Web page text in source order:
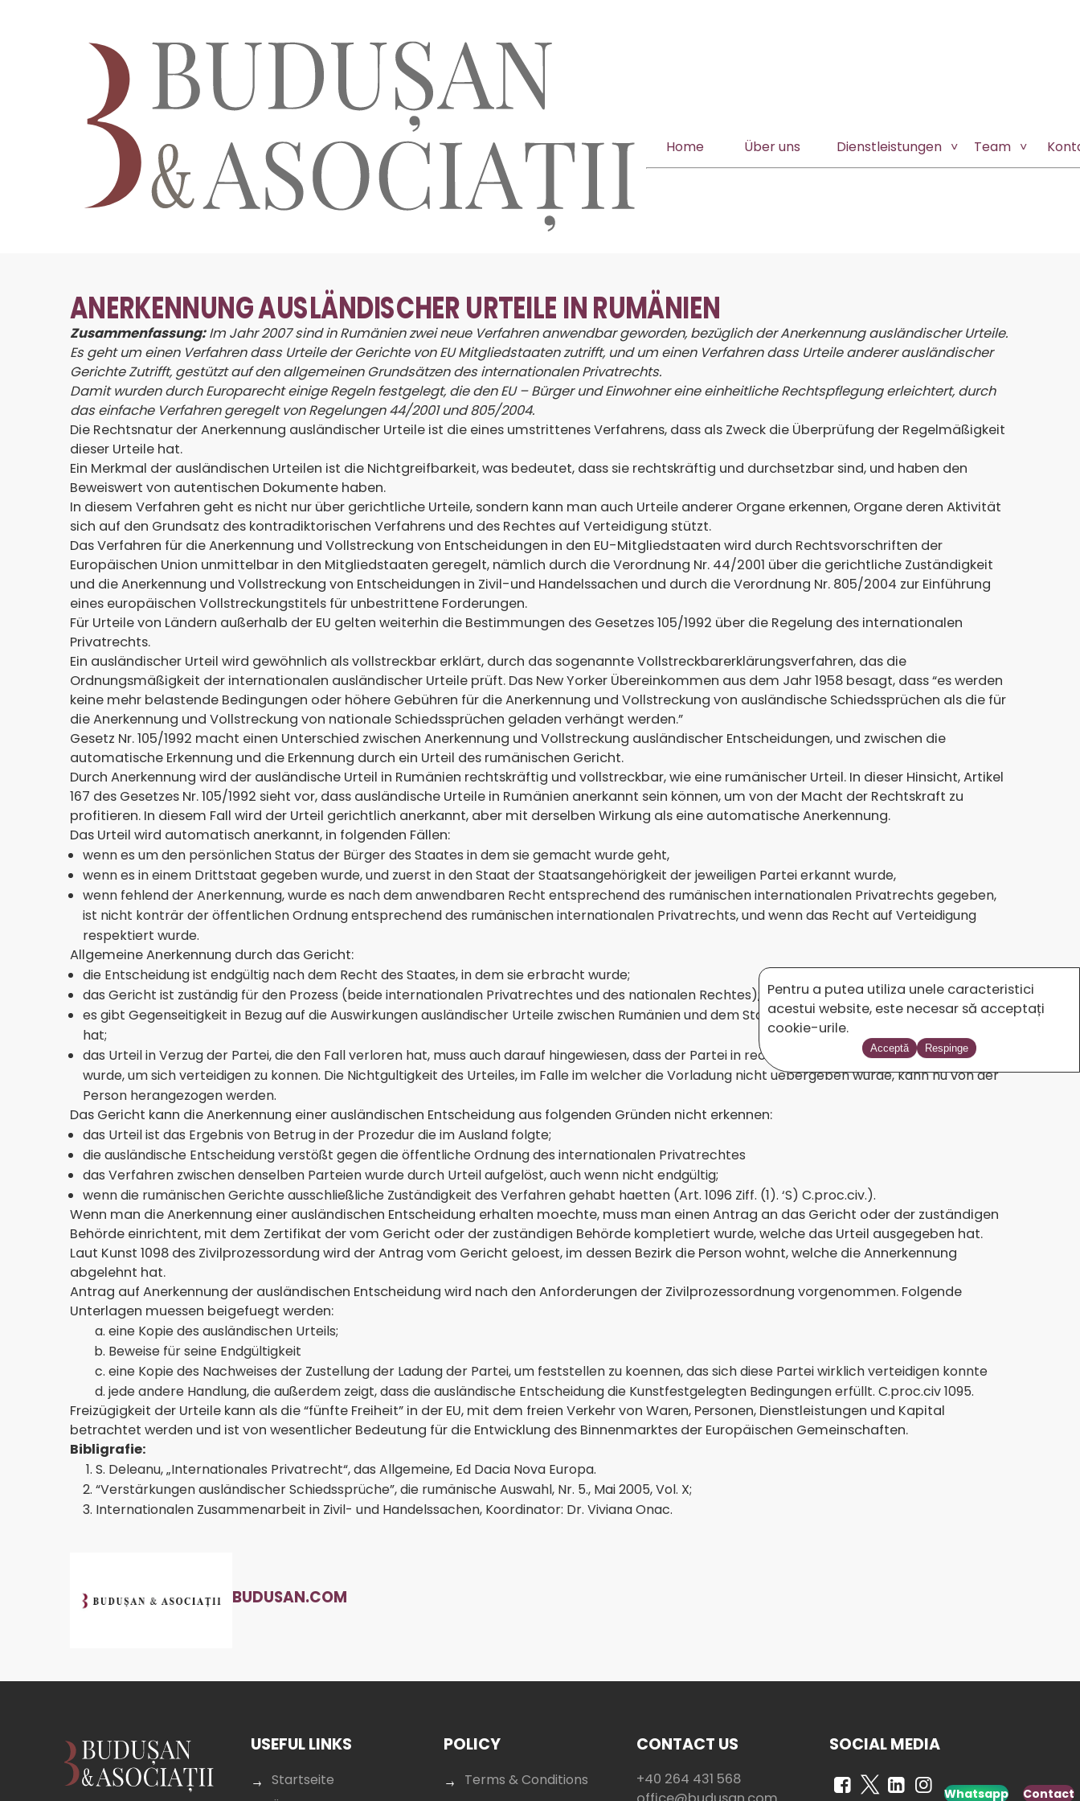
Home Über uns Dienstleistungen Team
ANERKENNUNG AUSLÄNDISCHER URTEILE IN RUMÄNIEN
Zusammenfassung:Im Jahr 2007 sind in Rumänien zwei neue Verfahren anwendbar geworden, bezüglich der Anerkennung ausländischer Urteile.
Es geht um einen Verfahren dass Urteile der Gerichte von EU Mitgliedstaaten zutrifft, und um einen Verfahren dass Urteile anderer ausländischer
Gerichte Zutrifft, gestützt auf den allgemeinen Grundsätzen des internationalen Privatrechts.
Damit wurden durch Europarecht einige Regeln festgelegt, die den EU – Bürger und Einwohner eine einheitliche Rechtspflegung erleichtert, durch
das einfache Verfahren geregelt von Regelungen 44/2001 und 805/2004.
Die Rechtsnatur der Anerkennung ausländischer Urteile ist die eines umstrittenes Verfahrens, dass als Zweck die Überprüfung der Regelmäßigkeit
dieser Urteile hat.
Ein Merkmal der ausländischen Urteilen ist die Nichtgreifbarkeit, was bedeutet, dass sie rechtskräftig und durchsetzbar sind, und haben den
Beweiswert von autentischen Dokumente haben.
In diesem Verfahren geht es nicht nur über gerichtliche Urteile, sondern kann man auch Urteile anderer Organe erkennen, Organe deren Aktivität
sich auf den Grundsatz des kontradiktorischen Verfahrens und des Rechtes auf Verteidigung stützt.
Das Verfahren für die Anerkennung und Vollstreckung von Entscheidungen in den EU-Mitgliedstaaten wird durch Rechtsvorschriften der
Europäischen Union unmittelbar in den Mitgliedstaaten geregelt, nämlich durch die Verordnung Nr. 44/2001 über die gerichtliche Zuständigkeit
und die Anerkennung und Vollstreckung von Entscheidungen in Zivil-und Handelssachen und durch die Verordnung Nr. 805/2004 zur Einführung
eines europäischen Vollstreckungstitels für unbestrittene Forderungen.
Für Urteile von Ländern außerhalb der EU gelten weiterhin die Bestimmungen des Gesetzes 105/1992 über die Regelung des internationalen
Privatrechts.
Ein ausländischer Urteil wird gewöhnlich als vollstreckbar erklärt, durch das sogenannte Vollstreckbarerklärungsverfahren, das die
Ordnungsmäßigkeit der internationalen ausländischer Urteile prüft. Das New Yorker Übereinkommen aus dem Jahr 1958 besagt, dass “es werden
keine mehr belastende Bedingungen oder höhere Gebühren für die Anerkennung und Vollstreckung von ausländische Schiedssprüchen als die für
die Anerkennung und Vollstreckung von nationale Schiedssprüchen geladen verhängt werden.”
Gesetz Nr. 105/1992 macht einen Unterschied zwischen Anerkennung und Vollstreckung ausländischer Entscheidungen, und zwischen die
automatische Erkennung und die Erkennung durch ein Urteil des rumänischen Gericht.
Durch Anerkennung wird der ausländische Urteil in Rumänien rechtskräftig und vollstreckbar, wie eine rumänischer Urteil. In dieser Hinsicht, Artikel
167 des Gesetzes Nr. 105/1992 sieht vor, dass ausländische Urteile in Rumänien anerkannt sein können, um von der Macht der Rechtskraft zu
profitieren. In diesem Fall wird der Urteil gerichtlich anerkannt, aber mit derselben Wirkung als eine automatische Anerkennung.
Das Urteil wird automatisch anerkannt, in folgenden Fällen:
wenn es um den persönlichen Status der Bürger des Staates in dem sie gemacht wurde geht,
wenn es in einem Drittstaat gegeben wurde, und zuerst in den Staat der Staatsangehörigkeit der jeweiligen Partei erkannt wurde,
wenn fehlend der Anerkennung, wurde es nach dem anwendbaren Recht entsprechend des rumänischen internationalen Privatrechts gegeben,
ist nicht konträr der öffentlichen Ordnung entsprechend des rumänischen internationalen Privatrechts, und wenn das Recht auf Verteidigung
respektiert wurde.
Allgemeine Anerkennung durch das Gericht:
die Entscheidung ist endgültig nach dem Recht des Staates, in dem sie erbracht wurde;
das Gericht ist zuständig für den Prozess (beide internationalen Privatrechtes und des nationalen Rechtes);
es gibt Gegenseitigkeit in Bezug auf die Auswirkungen ausländischer Urteile zwischen Rumänien und dem Staat, welches die Entscheidung erlassen
hat;
das Urteil in Verzug der Partei, die den Fall verloren hat, muss auch darauf hingewiesen, dass der Partei in rechtlicher Zeit die Vorladung übergeben
wurde, um sich verteidigen zu konnen. Die Nichtgultigkeit des Urteiles, im Falle im welcher die Vorladung nicht uebergeben wurde, kann nu von der
Person herangezogen werden.
Das Gericht kann die Anerkennung einer ausländischen Entscheidung aus folgenden Gründen nicht erkennen:
das Urteil ist das Ergebnis von Betrug in der Prozedur die im Ausland folgte;
die ausländische Entscheidung verstößt gegen die öffentliche Ordnung des internationalen Privatrechtes
das Verfahren zwischen denselben Parteien wurde durch Urteil aufgelöst, auch wenn nicht endgültig;
wenn die rumänischen Gerichte ausschließliche Zuständigkeit des Verfahren gehabt haetten (Art. 1096 Ziff. (1). ‘S) C.proc.civ.).
Wenn man die Anerkennung einer ausländischen Entscheidung erhalten moechte, muss man einen Antrag an das Gericht oder der zuständigen
Behörde einrichtent, mit dem Zertifikat der vom Gericht oder der zuständigen Behörde kompletiert wurde, welche das Urteil ausgegeben hat.
Laut Kunst 1098 des Zivilprozessordung wird der Antrag vom Gericht geloest, im dessen Bezirk die Person wohnt, welche die Annerkennung
abgelehnt hat.
Antrag auf Anerkennung der ausländischen Entscheidung wird nach den Anforderungen der Zivilprozessordnung vorgenommen. Folgende
Unterlagen muessen beigefuegt werden:
eine Kopie des ausländischen Urteils;
Beweise für seine Endgültigkeit
eine Kopie des Nachweises der Zustellung der Ladung der Partei, um feststellen zu koennen, das sich diese Partei wirklich verteidigen konnte
jede andere Handlung, die außerdem zeigt, dass die ausländische Entscheidung die Kunstfestgelegten Bedingungen erfüllt. C.proc.civ 1095.
Freizügigkeit der Urteile kann als die “fünfte Freiheit” in der EU, mit dem freien Verkehr von Waren, Personen, Dienstleistungen und Kapital
betrachtet werden und ist von wesentlicher Bedeutung für die Entwicklung des Binnenmarktes der Europäischen Gemeinschaften.
Bibligrafie:
S. Deleanu, „Internationales Privatrecht“, das Allgemeine, Ed Dacia Nova Europa.
“Verstärkungen ausländischer Schiedssprüche”, die rumänische Auswahl, Nr. 5., Mai 2005, Vol. X;
Internationalen Zusammenarbeit in Zivil- und Handelssachen, Koordinator: Dr. Viviana Onac.
BUDUSAN.COM
Whatsapp Contact
USEFUL LINKS
Startseite
POLICY
Terms & Conditions
CONTACT US
+40 264 431 568
SOCIAL MEDIA
Pentru a putea utiliza unele caracteristici
acestui website, este necesar să acceptați
cookie-urile.
Acceptă Respinge